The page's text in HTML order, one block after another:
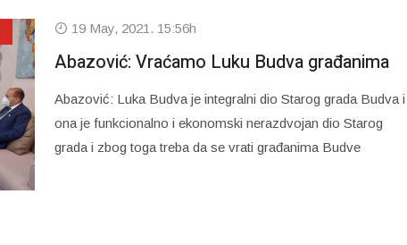
19 May, 2021. 15:56h
Abazović: Vraćamo Luku Budva građanima
Abazović: Luka Budva je integralni dio Starog grada Budva i
ona je funkcionalno i ekonomski nerazdvojan dio Starog
grada i zbog toga treba da se vrati građanima Budve